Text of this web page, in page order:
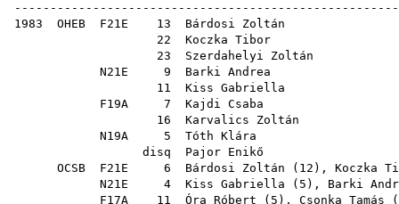
1983 OHEB F21E 13
Bárdosi Zoltán
22
Koczka Tibor
23
Szerdahelyi Zoltán
N21E 9
Barki Andrea
11
Kiss Gabriella
F19A 7
Kajdi Csaba
16
Karvalics Zoltán
N19A 5
Tóth Klára
disq
Pajor Enikő
OCSB F21E 6 Bárdosi Zoltán ( 12 ), Koczka
N21E 4 Kiss Gabriella ( 5 ), Barki
F17A 11 Óra Róbert ( 5 ), Csonka Tamás (